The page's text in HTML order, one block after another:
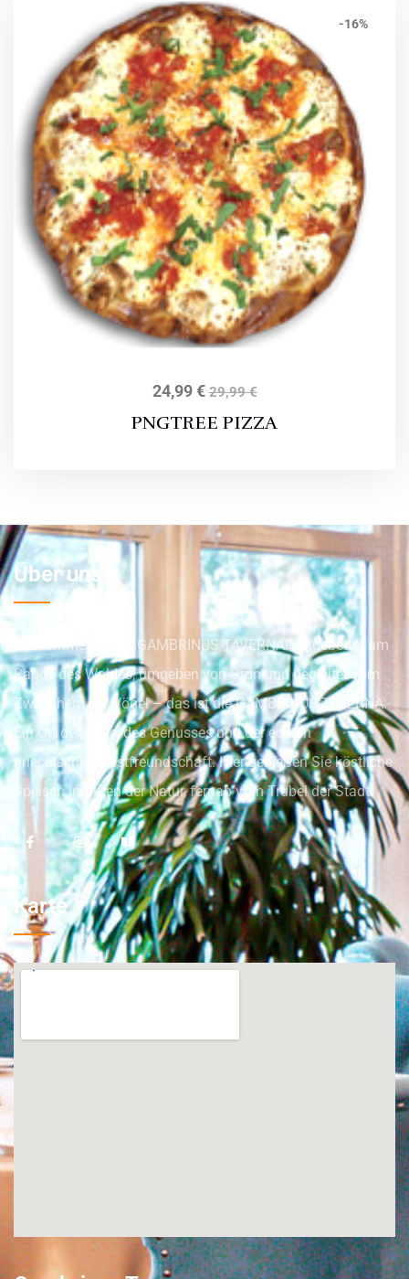
-16%
24,99€ 29,99€
PNGTREE PIZZA
Über uns
Willkommen in der GAMBRINUS TAVERNA! Eingebettet am
Rande des Waldes, umgeben von Grün und begleitet vom
Zwitschern der Vögel – das ist die GAMBRINUS TAVERNA.
Ein Ort der Ruhe, des Genusses und der echten
griechischen Gastfreundschaft. Hier genießen Sie köstliche
Speisen inmitten der Natur, fernab vom Trubel der Stadt.
Karte